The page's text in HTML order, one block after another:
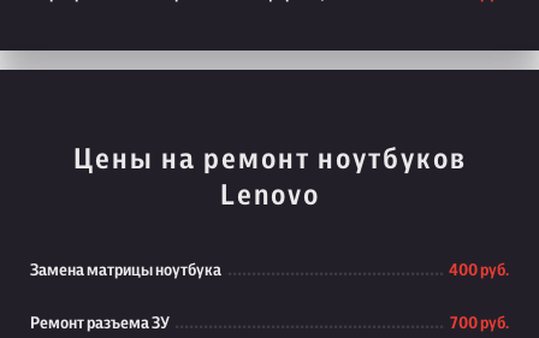
Цены на ремонт ноутбуков
Lenovo
Замена матрицы ноутбука 400 руб.
Ремонт разъема ЗУ 700 руб.